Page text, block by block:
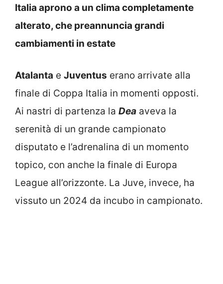
Italia aprono a un clima completamente
alterato, che preannuncia grandi
cambiamenti in estate
Atalanta e Juventus erano arrivate alla
finale di Coppa Italia in momenti opposti.
Ai nastri di partenza la Dea aveva la
serenità di un grande campionato
disputato e l’adrenalina di un momento
topico, con anche la finale di Europa
League all’orizzonte. La Juve, invece, ha
vissuto un 2024 da incubo in campionato.